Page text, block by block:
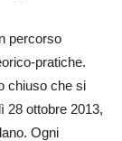
percorso
pratiche.
chiuso che si
28 ottobre 2013,
Ogni